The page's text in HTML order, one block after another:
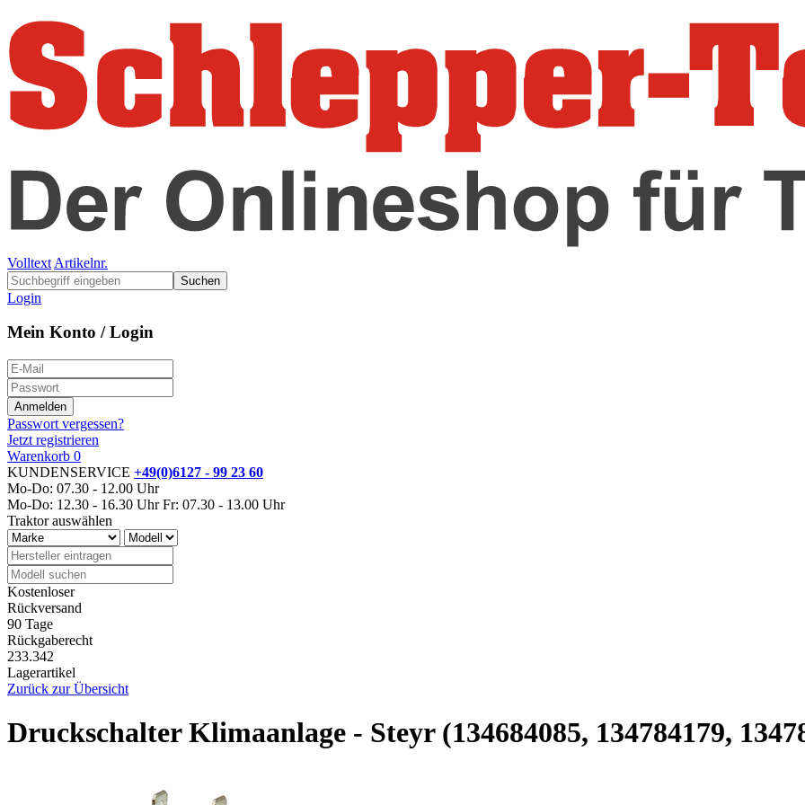
Volltext Artikelnr.
Suchen
Login
Mein Konto / Login
Passwort vergessen?
Jetzt registrieren
Warenkorb 0
KUNDENSERVICE +49(0)6127 - 99 23 60
Mo-Do: 07.30 - 12.00 Uhr
Mo-Do: 12.30 - 16.30 Uhr Fr: 07.30 - 13.00 Uhr
Traktor auswählen
Kostenloser
Rückversand
90 Tage
Rückgaberecht
233.342
Lagerartikel
Zurück zur Übersicht
Druckschalter Klimaanlage - Steyr (134684085, 134784179,